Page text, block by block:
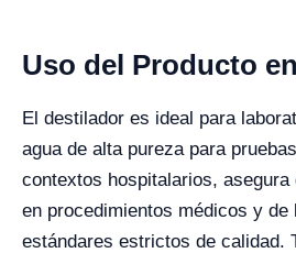
Uso del Producto
El destilador es ideal para
agua de alta pureza para
contextos hospitalarios, asegura
en procedimientos médicos y
estándares estrictos de calidad.